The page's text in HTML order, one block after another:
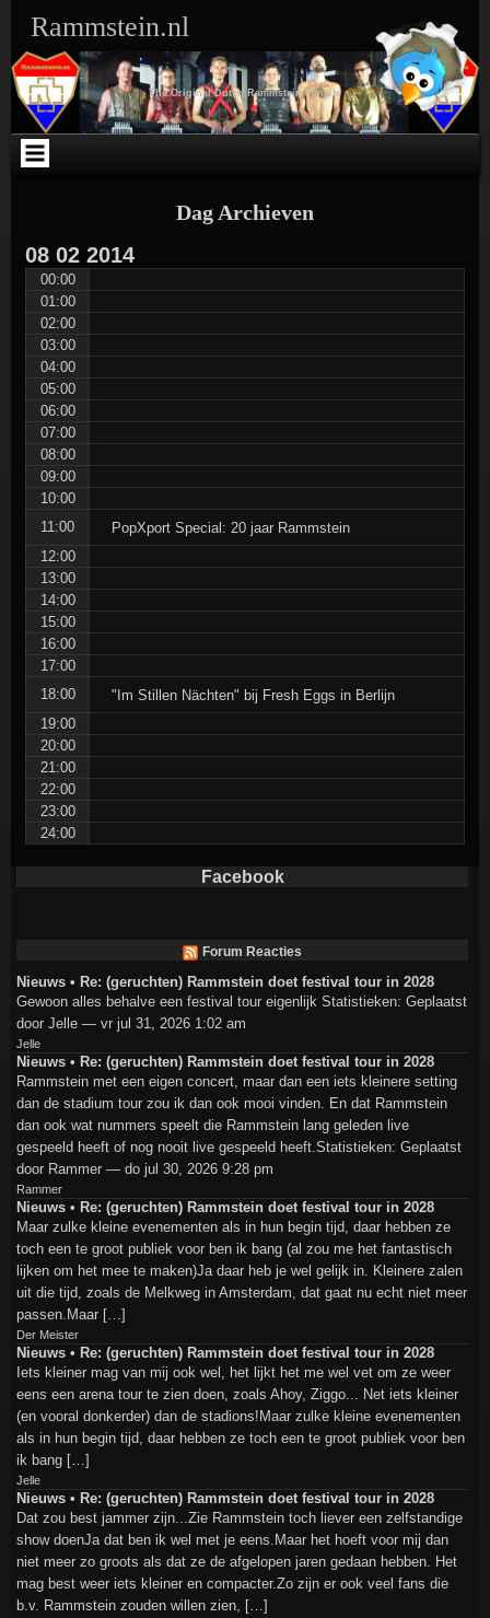
inhoud
WEBLIZAR_FACEBOOK_LIKEBOX-
Rammstein.nl
The Original Dutch Rammstein Fansite
Dag Archieven
08 02 2014
00:00
01:00
02:00
03:00
04:00
05:00
06:00
07:00
08:00
09:00
10:00
11:00
PopXport Special: 20 jaar Rammstein
12:00
13:00
14:00
15:00
16:00
17:00
18:00
"Im Stillen Nächten" bij Fresh Eggs in Berlijn
19:00
20:00
21:00
22:00
23:00
24:00
Facebook
Forum Reacties
Nieuws • Re: (geruchten) Rammstein doet festival tour in 2028
Gewoon alles behalve een festival tour eigenlijk Statistieken: Geplaatst
door Jelle — vr jul 31, 2026 1:02 am
Jelle
Nieuws • Re: (geruchten) Rammstein doet festival tour in 2028
Rammstein met een eigen concert, maar dan een iets kleinere setting
dan de stadium tour zou ik dan ook mooi vinden. En dat Rammstein
dan ook wat nummers speelt die Rammstein lang geleden live
gespeeld heeft of nog nooit live gespeeld heeft.Statistieken: Geplaatst
door Rammer — do jul 30, 2026 9:28 pm
Rammer
Nieuws • Re: (geruchten) Rammstein doet festival tour in 2028
Maar zulke kleine evenementen als in hun begin tijd, daar hebben ze
toch een te groot publiek voor ben ik bang (al zou me het fantastisch
lijken om het mee te maken)Ja daar heb je wel gelijk in. Kleinere zalen
uit die tijd, zoals de Melkweg in Amsterdam, dat gaat nu echt niet meer
passen.Maar […]
Der Meister
Nieuws • Re: (geruchten) Rammstein doet festival tour in 2028
Iets kleiner mag van mij ook wel, het lijkt het me wel vet om ze weer
eens een arena tour te zien doen, zoals Ahoy, Ziggo... Net iets kleiner
(en vooral donkerder) dan de stadions!Maar zulke kleine evenementen
als in hun begin tijd, daar hebben ze toch een te groot publiek voor ben
ik bang […]
Jelle
Nieuws • Re: (geruchten) Rammstein doet festival tour in 2028
Dat zou best jammer zijn...Zie Rammstein toch liever een zelfstandige
show doenJa dat ben ik wel met je eens.Maar het hoeft voor mij dan
niet meer zo groots als dat ze de afgelopen jaren gedaan hebben. Het
mag best weer iets kleiner en compacter.Zo zijn er ook veel fans die
b.v. Rammstein zouden willen zien, […]